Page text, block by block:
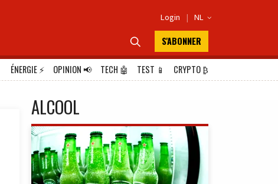
Login | NL 
 S'ABONNER
ÉNERGIE⚡ OPINION📢 TECH 🤖 TEST 📱 CRYPTO₿
ALCOOL